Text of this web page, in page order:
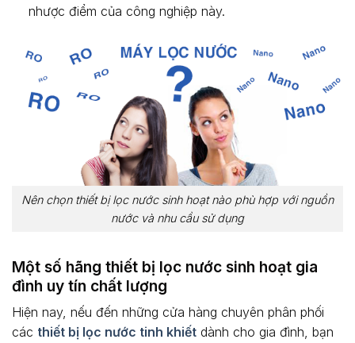
nhược điểm của công nghiệp này.
Nên chọn thiết bị lọc nước sinh hoạt nào phù hợp với nguồn
nước và nhu cầu sử dụng
Một số hãng thiết bị lọc nước sinh hoạt gia
đình uy tín chất lượng
Hiện nay, nếu đến những cửa hàng chuyên phân phối
các thiết bị lọc nước tinh khiết dành cho gia đình, bạn